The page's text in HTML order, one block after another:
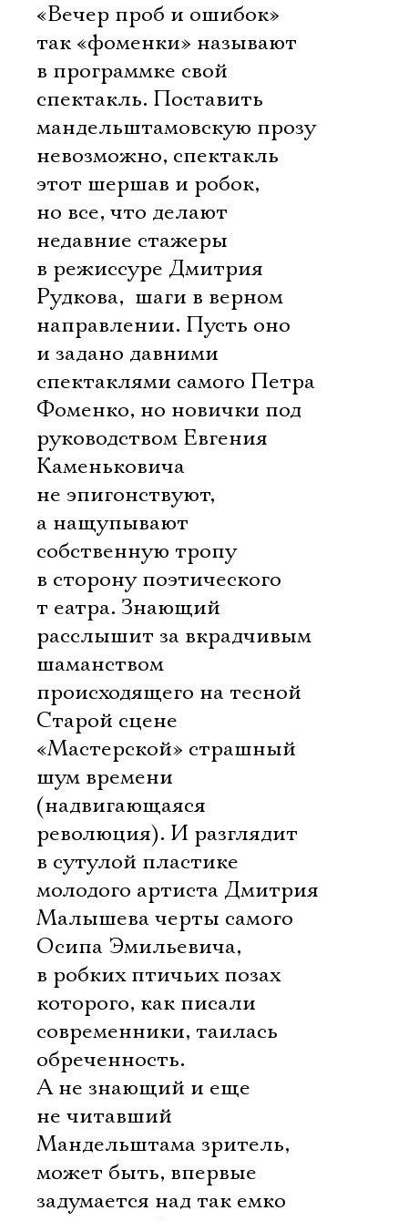
«Вечер проб и ошибок» 
так «фоменки» называют
в программке свой
спектакль. Поставить
мандельштамовскую прозу
невозможно, спектакль
этот шершав и робок,
но все, что делают
недавние стажеры
в режиссуре Дмитрия
Рудкова,  шаги в верном
направлении. Пусть оно
и задано давними
спектаклями самого Петра
Фоменко, но новички под
руководством Евгения
Каменьковича
не эпигонствуют,
а нащупывают
собственную тропу
в сторону поэтического
т еатра. Знающий
расслышит за вкрадчивым
шаманством
происходящего на тесной
Старой сцене
«Мастерской» страшный
шум времени
(надвигающаяся
революция). И разглядит
в сутулой пластике
молодого артиста Дмитрия
Малышева черты самого
Осипа Эмильевича,
в робких птичьих позах
которого, как писали
современники, таилась
обреченность.
А не знающий и еще
не читавший
Мандельштама зритель,
может быть, впервые
задумается над так емко